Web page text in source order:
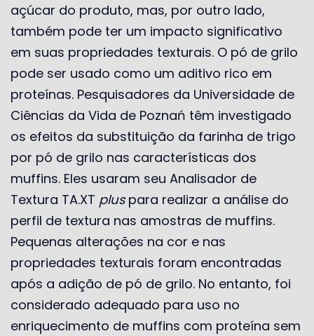
açúcar do produto, mas, por outro lado,
também pode ter um impacto significativo
em suas propriedades texturais. O pó de grilo
pode ser usado como um aditivo rico em
proteínas. Pesquisadores da Universidade de
Ciências da Vida de Poznań têm investigado
os efeitos da substituição da farinha de trigo
por pó de grilo nas características dos
muffins. Eles usaram seu Analisador de
Textura TA.XT pluspara realizar a análise do
perfil de textura nas amostras de muffins.
Pequenas alterações na cor e nas
propriedades texturais foram encontradas
após a adição de pó de grilo. No entanto, foi
considerado adequado para uso no
enriquecimento de muffins com proteína sem